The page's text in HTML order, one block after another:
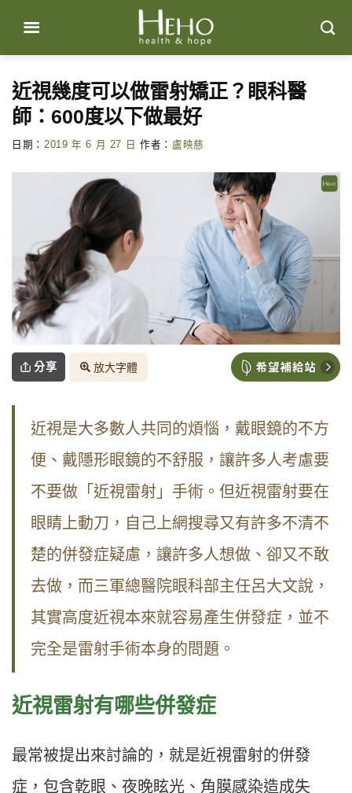
content
近視幾度可以做雷射矯正？眼科醫
師：600度以下做最好
日期： 2019 年 6 月 27 日 作者： 盧映慈
分享 放大字體
近視是大多數人共同的煩惱，戴眼鏡的不方
便、戴隱形眼鏡的不舒服，讓許多人考慮要
不要做「近視雷射」手術。但近視雷射要在
眼睛上動刀，自己上網搜尋又有許多不清不
楚的併發症疑慮，讓許多人想做、卻又不敢
去做，而三軍總醫院眼科部主任呂大文說，
其實高度近視本來就容易產生併發症，並不
完全是雷射手術本身的問題。
近視雷射有哪些併發症
最常被提出來討論的，就是近視雷射的併發
症，包含乾眼、夜晚眩光、角膜感染造成失